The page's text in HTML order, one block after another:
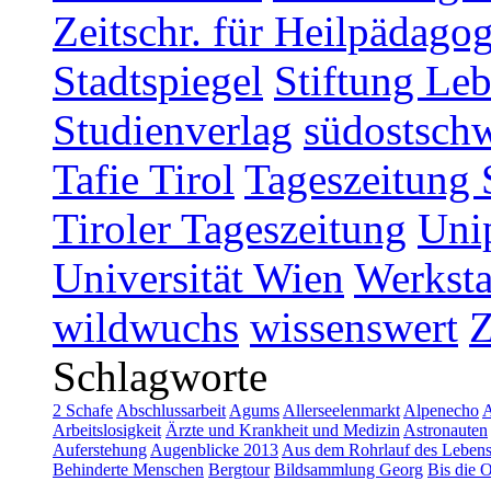
Zeitschr. für
Stadtspiegel Stiftung
Studienverlag
Tafie Tirol Tageszeitung
Tiroler Tageszeitung
Universität Wien
wildwuchs wissenswert
Schlagworte
2 Schafe Abschlussarbeit Agums Allerseelenmarkt Alpenecho
Arbeitslosigkeit Ärzte und Krankheit und Medizin Astronauten
Auferstehung Augenblicke 2013 Aus dem Rohrlauf des Lebens
Behinderte Menschen Bergtour Bildsammlung Georg Bis die